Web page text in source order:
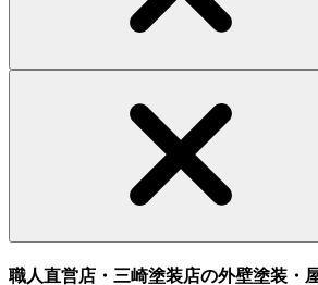
職人直営店・三崎塗装店の外壁塗装・